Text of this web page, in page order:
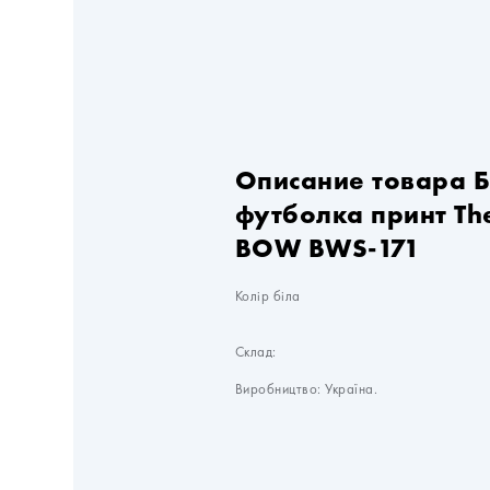
Описание товара
футболка принт
BOW BWS-171
Колір біла
Склад:
Виробництво: Україна.